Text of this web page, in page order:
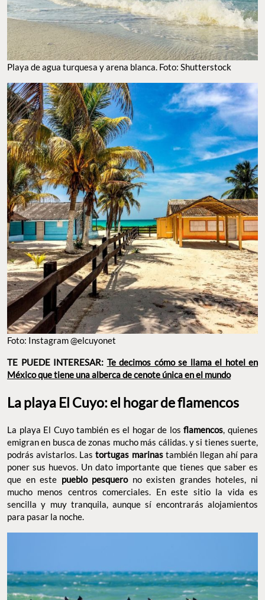
Playa de agua turquesa y arena blanca. Foto: Shutterstock
Foto: Instagram @elcuyonet
TE PUEDE INTERESAR: Te decimos cómo se llama el hotel en
México que tiene una alberca de cenote única en el mundo
La playa El Cuyo: el hogar de flamencos
La playa El Cuyo también es el hogar de losflamencos , quienes
emigran en busca de zonas mucho más cálidas. y si tienes suerte,
podrás avistarlos. Las tortugas marinas también llegan ahí para
poner sus huevos. Un dato importante que tienes que saber es
que en este pueblo pesquerono existen grandes hoteles, ni
mucho menos centros comerciales. En este sitio la vida es
sencilla y muy tranquila, aunque sí encontrarás alojamientos
para pasar la noche.